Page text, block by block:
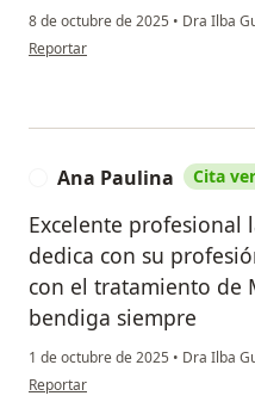
8 de octubre de 2025 • Dra Ilba
en opinión del usuario Daniela
Reportar
Ana Paulina Cita
Excelente profesional
dedica con su
con el tratamiento de
bendiga siempre
1 de octubre de 2025 • Dra Ilba
en opinión del usuario Ana Paulina
Reportar